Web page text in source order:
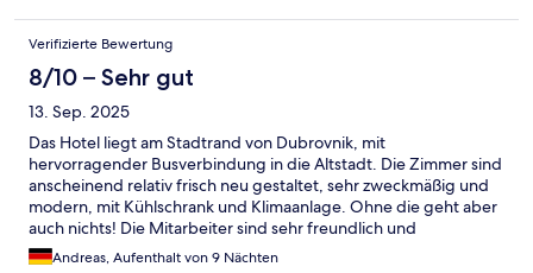
Verifizierte Bewertung
8/10 – Sehr gut
13. Sep. 2025
Das Hotel liegt am Stadtrand von Dubrovnik, mit
hervorragender Busverbindung in die Altstadt. Die Zimmer sind
anscheinend relativ frisch neu gestaltet, sehr zweckmäßig und
modern, mit Kühlschrank und Klimaanlage. Ohne die geht aber
auch nichts! Die Mitarbeiter sind sehr freundlich und
zuvorkommend, Poolbereich ist auch ganz hübsch. Zum Strand
Andreas, Aufenthalt von 9 Nächten